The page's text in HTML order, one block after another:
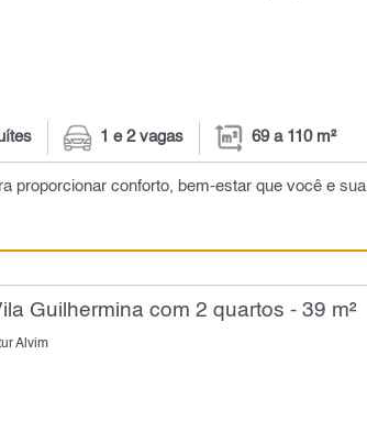
1 e 2 vagas 69 a 110 m²
proporcionar conforto, bem-estar que você e sua
Guilhermina com 2 quartos - 39 m²
Alvim